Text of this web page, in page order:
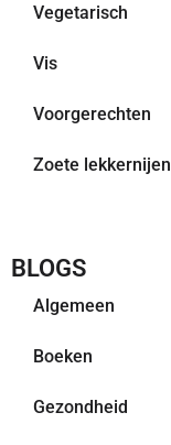
Vegetarisch
Vis
Voorgerechten
Zoete lekkernijen
BLOGS
Algemeen
Boeken
Gezondheid